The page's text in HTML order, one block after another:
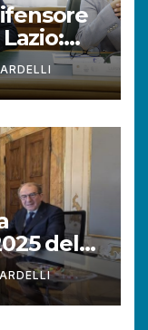
al
del